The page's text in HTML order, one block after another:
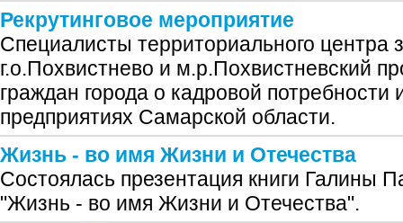
Рекрутинговое мероприятие
Специалисты территориального центра
г.о.Похвистнево и м.р.Похвистневский
граждан города о кадровой потребности
предприятиях Самарской области.
Жизнь - во имя Жизни и Отечества
Cостоялась презентация книги Галины
"Жизнь - во имя Жизни и Отечества".